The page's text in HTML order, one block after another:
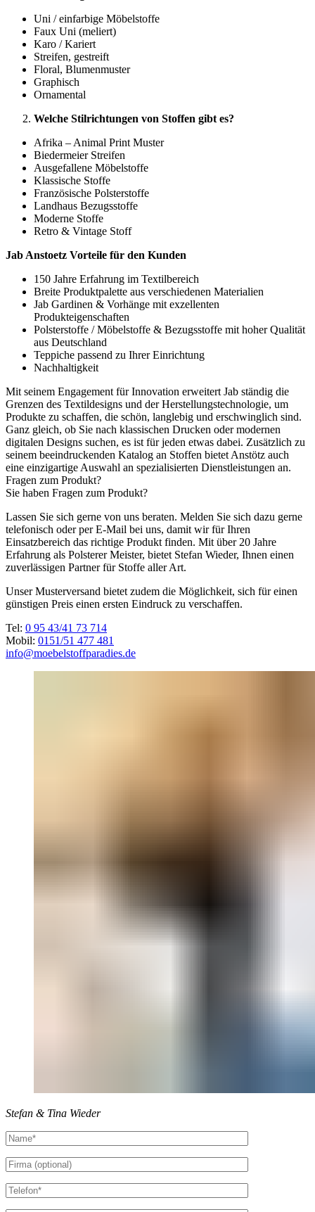
Uni / einfarbige Möbelstoffe
Faux Uni (meliert)
Karo / Kariert
Streifen, gestreift
Floral, Blumenmuster
Graphisch
Ornamental
Welche Stilrichtungen von Stoffen gibt es?
Afrika – Animal Print Muster
Biedermeier Streifen
Ausgefallene Möbelstoffe
Klassische Stoffe
Französische Polsterstoffe
Landhaus Bezugsstoffe
Moderne Stoffe
Retro & Vintage Stoff
Jab Anstoetz Vorteile für den Kunden
150 Jahre Erfahrung im Textilbereich
Breite Produktpalette aus verschiedenen Materialien
Jab Gardinen & Vorhänge mit exzellenten
Produkteigenschaften
Polsterstoffe / Möbelstoffe & Bezugsstoffe mit hoher Qualität
aus Deutschland
Teppiche passend zu Ihrer Einrichtung
Nachhaltigkeit
Mit seinem Engagement für Innovation erweitert Jab ständig die
Grenzen des Textildesigns und der Herstellungstechnologie, um
Produkte zu schaffen, die schön, langlebig und erschwinglich sind.
Ganz gleich, ob Sie nach klassischen Drucken oder modernen
digitalen Designs suchen, es ist für jeden etwas dabei. Zusätzlich zu
seinem beeindruckenden Katalog an Stoffen bietet Anstötz auch
eine einzigartige Auswahl an spezialisierten Dienstleistungen an.
Fragen zum Produkt?
Sie haben Fragen zum Produkt?
Lassen Sie sich gerne von uns beraten. Melden Sie sich dazu gerne
telefonisch oder per E-Mail bei uns, damit wir für Ihren
Einsatzbereich das richtige Produkt finden. Mit über 20 Jahre
Erfahrung als Polsterer Meister, bietet Stefan Wieder, Ihnen einen
zuverlässigen Partner für Stoffe aller Art.
Unser Musterversand bietet zudem die Möglichkeit, sich für einen
günstigen Preis einen ersten Eindruck zu verschaffen.
Tel: 0 95 43/41 73 714
Mobil: 0151/51 477 481
info@moebelstoffparadies.de
Stefan & Tina Wieder